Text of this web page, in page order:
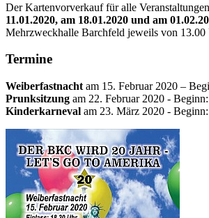
Der Kartenvorverkauf für alle
11.01.2020, am 18.01.2020 und am
Mehrzweckhalle Barchfeld jeweils von 13.00
Termine
Weiberfastnacht am 15. Februar 2020 –
Prunksitzung am 22. Februar 2020 -
Kinderkarneval am 23. März 2020 -